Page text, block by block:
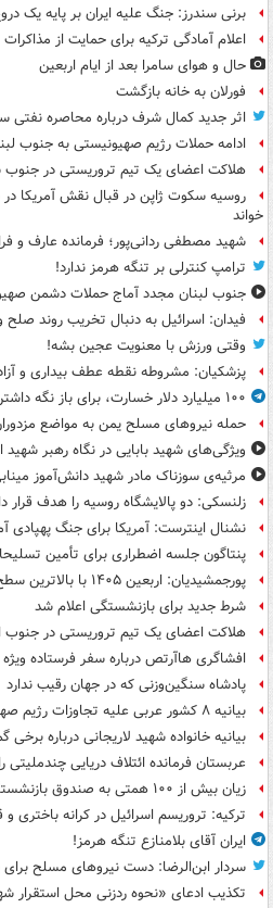
برنی سندرز: جنگ علیه ایران بر پایه یک
اعلام آمادگی ترکیه برای حمایت از مذاکرات
حال و هوای سامرا بعد از ایام اربعین
فورلان به خانه بازگشت
اثر جدید کمال شرف درباره محاصره نفتی
ادامه حملات رژیم صهیونیستی به جنوب
هلاکت اعضای یک تیم تروریستی در
روسیه سکوت ژاپن در قبال نقش آمریکا در
خواند
شهید مصطفی ردانی‌پور؛ فرمانده عارف و
ترامپ کنترلی بر تنگه هرمز ندارد!
جنوب لبنان مجدد آماج حملات دشمن
فیدان: اسرائیل به دنبال تخریب روند
وقتی ورزش با معنویت عجین بشه!
پزشکیان: مشروطه نقطه عطف بیداری و
۱۰۰ میلیارد دلار خسارت، برای باز نگه داشتن تنگه‌ای که باز بود!
حمله نیروهای مسلح یمن به مواضع
ویژگی‌های شهید بابایی در نگاه رهبر شهید
مرثیه‌ی سوزناک مادر شهید دانش‌آموز
زلنسکی: دو پالایشگاه روسیه را هدف قرار
نشنال اینترست: آمریکا برای جنگ پهپادی
پنتاگون جلسه اضطراری برای تأمین
پورجمشیدیان: اربعین ۱۴۰۵ با بالاترین سطح امنیت برگزار شد
شرط جدید برای بازنشستگی اعلام شد
هلاکت اعضای یک تیم تروریستی در جنوب
افشاگری هاآرتص درباره سفر فرستاده ویژه
پادشاه سنگین‌وزنی که در جهان رقیب ندارد
بیانیه ۸ کشور عربی علیه تجاوزات رژیم صهیونیستی در غزه
بیانیه خانواده شهید لاریجانی درباره برخی
عربستان فرمانده ائتلاف دریایی
زیان بیش از ۱۰۰ همتی به صندوق‌ بازنشستگی نفت
ترکیه: تروریسم اسرائیل در کرانه باختری
ایران آقای بلامنازع تنگه هرمز!
سردار ابن‌الرضا: دست نیروهای مسلح
تکذیب ادعای «نحوه ردزنی محل استقرار